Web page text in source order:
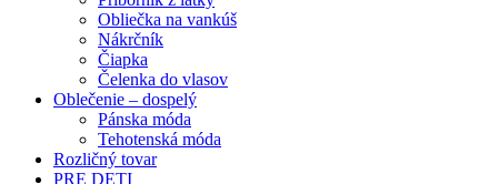
Obliečka na vankúš
Nákrčník
Čiapka
Čelenka do vlasov
Oblečenie – dospelý
Pánska móda
Tehotenská móda
Rozličný tovar
PRE DETI